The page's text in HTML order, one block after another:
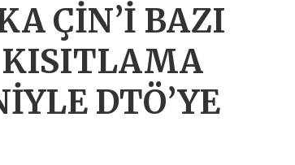
ÇİN’İ BAZI
DTÖ’YE